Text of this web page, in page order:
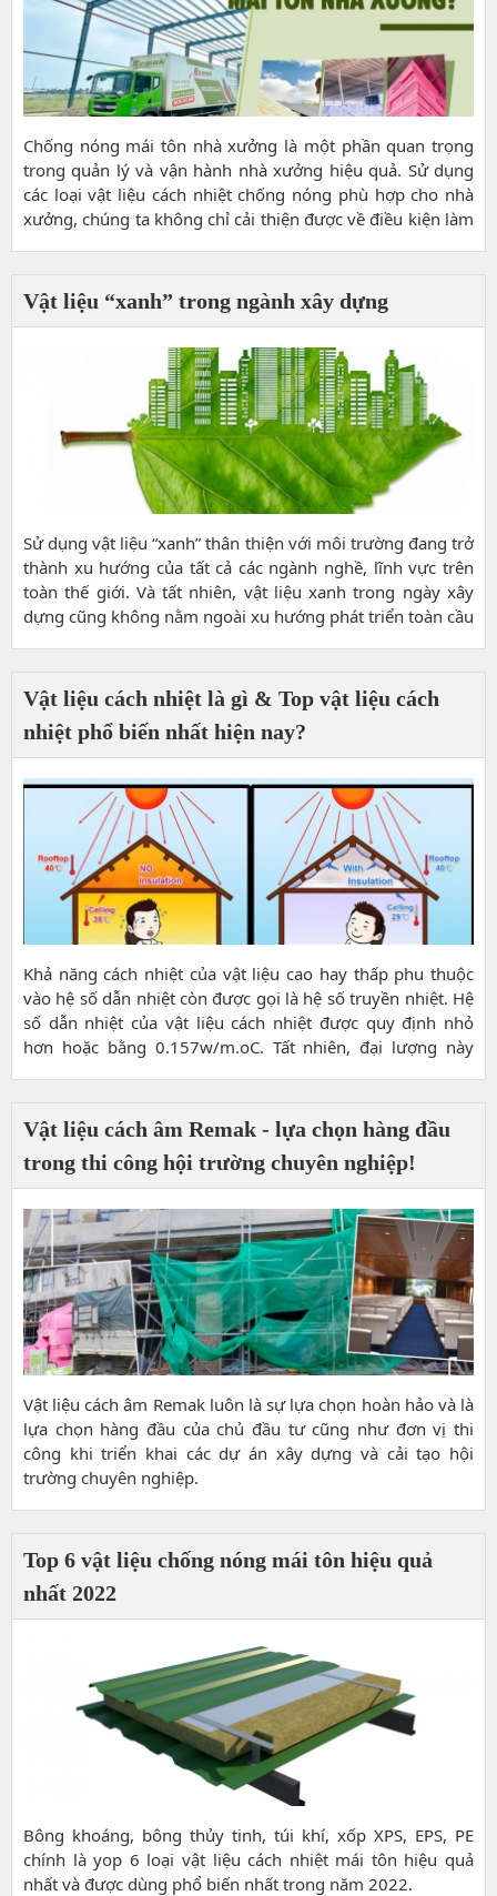
Chống nóng mái tôn nhà xưởng là một phần quan trọng
trong quản lý và vận hành nhà xưởng hiệu quả. Sử dụng
các loại vật liệu cách nhiệt chống nóng phù hợp cho nhà
xưởng, chúng ta không chỉ cải thiện được về điều kiện làm
Vật liệu “xanh” trong ngành xây dựng
Sử dụng vật liệu “xanh” thân thiện với môi trường đang trở
thành xu hướng của tất cả các ngành nghề, lĩnh vực trên
toàn thế giới. Và tất nhiên, vật liệu xanh trong ngày xây
dựng cũng không nằm ngoài xu hướng phát triển toàn cầu
Vật liệu cách nhiệt là gì & Top vật liệu cách
nhiệt phổ biến nhất hiện nay?
Khả năng cách nhiệt của vật liệu cao hay thấp phu thuộc
vào hệ số dẫn nhiệt còn được gọi là hệ số truyền nhiệt. Hệ
số dẫn nhiệt của vật liệu cách nhiệt được quy định nhỏ
hơn hoặc bằng 0.157w/m.oC. Tất nhiên, đại lượng này
Vật liệu cách âm Remak - lựa chọn hàng đầu
trong thi công hội trường chuyên nghiệp!
Vật liệu cách âm Remak luôn là sự lựa chọn hoàn hảo và là
lựa chọn hàng đầu của chủ đầu tư cũng như đơn vị thi
công khi triển khai các dự án xây dựng và cải tạo hội
trường chuyên nghiệp.
Top 6 vật liệu chống nóng mái tôn hiệu quả
nhất 2022
Bông khoáng, bông thủy tinh, túi khí, xốp XPS, EPS, PE
chính là yop 6 loại vật liệu cách nhiệt mái tôn hiệu quả
nhất và được dùng phổ biến nhất trong năm 2022.